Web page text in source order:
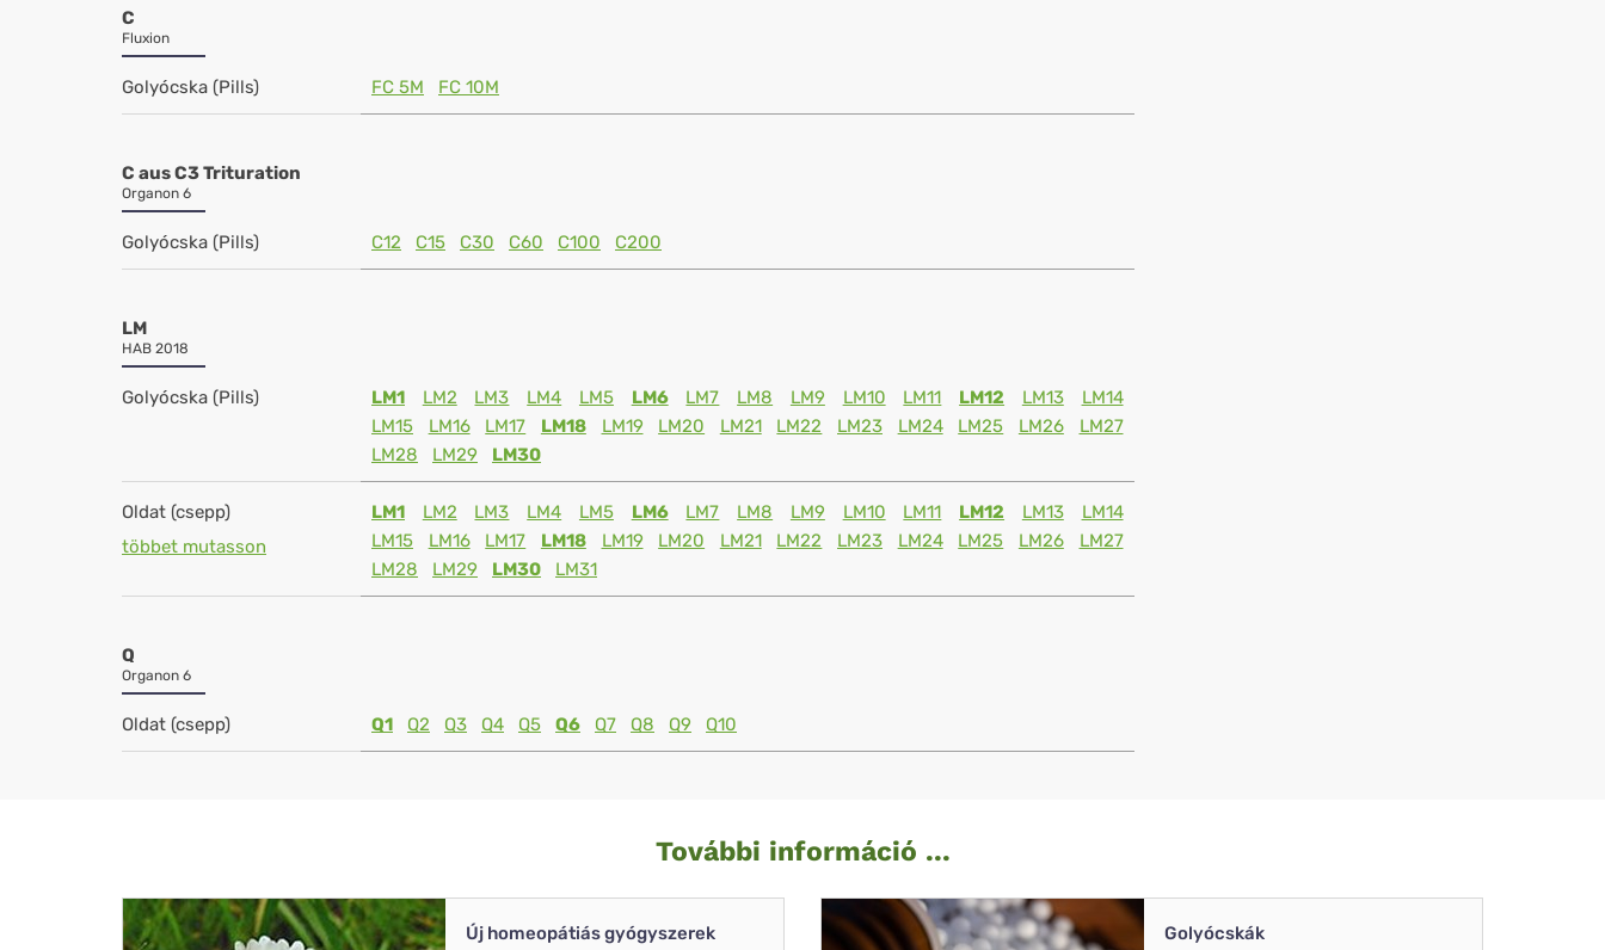
C
Fluxion
Golyócska (Pills) FC 5M FC 10M
C aus C3 Trituration
Organon 6
Golyócska (Pills) C12 C15 C30 C60 C100 C200
LM
HAB 2018
Golyócska (Pills) LM1 LM2 LM3 LM4 LM5 LM6 LM7 LM8 LM9 LM10 LM11 LM12 LM13
LM14
LM15
LM16 LM17 LM18 LM19 LM20 LM21 LM22 LM23 LM24 LM25 LM26
LM27
LM28
LM29 LM30
Oldat (csepp)
többet mutasson
LM1 LM2 LM3 LM4 LM5 LM6 LM7 LM8 LM9 LM10 LM11 LM12 LM13
LM14
LM15
LM16 LM17 LM18 LM19 LM20 LM21 LM22 LM23 LM24 LM25 LM26
LM27
LM28
LM29 LM30 LM31
Q
Organon 6
Oldat (csepp) Q1 Q2 Q3 Q4 Q5 Q6 Q7 Q8 Q9 Q10
További információ ...
Új homeopátiás gyógyszerek Golyócskák